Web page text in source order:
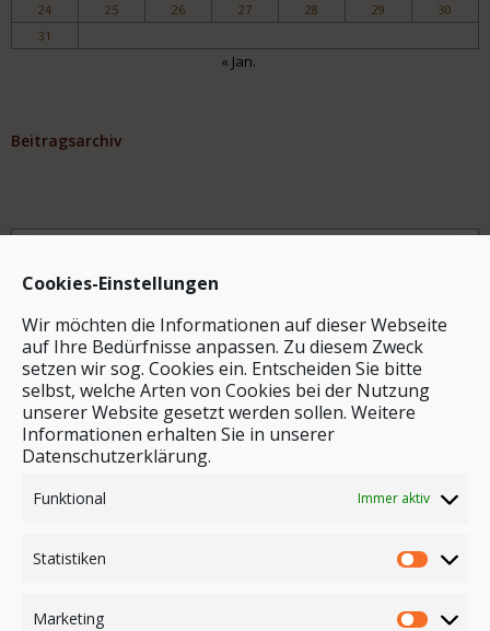
Cookies-Einstellungen
Wir möchten die Informationen auf dieser Webseite
auf Ihre Bedürfnisse anpassen. Zu diesem Zweck
setzen wir sog. Cookies ein. Entscheiden Sie bitte
selbst, welche Arten von Cookies bei der Nutzung
unserer Website gesetzt werden sollen. Weitere
Informationen erhalten Sie in unserer
Datenschutzerklärung.
Funktional Immer aktiv
Statistiken
Marketing
24
25 26 27 28 29
30
31
« Jan.
Beitragsarchiv
Archiv
Stichwortsuche